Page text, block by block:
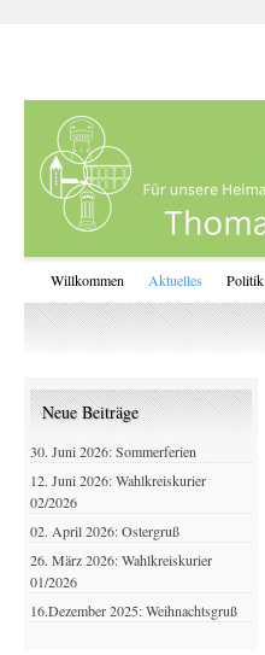
Willkommen Aktuelles Politik
Neue Beiträge
30. Juni 2026: Sommerferien
12. Juni 2026: Wahlkreiskurier
02/2026
02. April 2026: Ostergruß
26. März 2026: Wahlkreiskurier
01/2026
16.Dezember 2025: Weihnachtsgruß